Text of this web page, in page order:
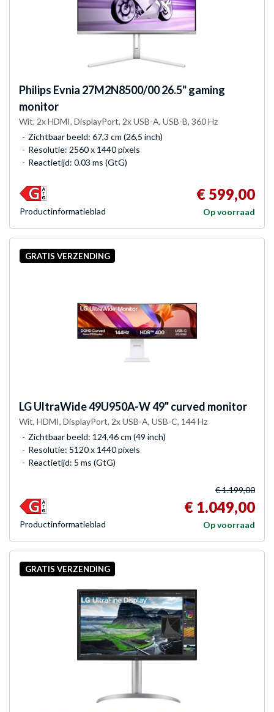
Philips Evnia 27M2N8500/00 26.5" gaming
monitor
Wit, 2x HDMI, DisplayPort, 2x USB-A, USB-B, 360 Hz
Zichtbaar beeld: 67,3 cm (26,5 inch)
Resolutie: 2560 x 1440 pixels
Reactietijd: 0.03 ms (GtG)
€ 599,00
Op voorraad
Product­informatieblad
GRATIS VERZENDING
LGUltraWide 49U950A-W 49" curved monitor
Wit, HDMI, DisplayPort, 2x USB-A, USB-C, 144 Hz
Zichtbaar beeld: 124,46 cm (49 inch)
Resolutie: 5120 x 1440 pixels
Reactietijd: 5 ms (GtG)
€ 1.199,00
€ 1.049,00
Op voorraad
Product­informatieblad
GRATIS VERZENDING